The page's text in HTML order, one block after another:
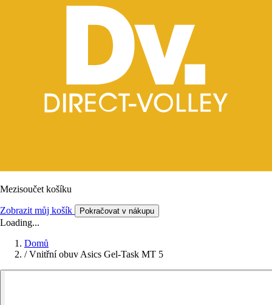
Mezisoučet košíku
Zobrazit můj košík Pokračovat v nákupu
Loading...
Domů
/ Vnitřní obuv Asics Gel-Task MT 5